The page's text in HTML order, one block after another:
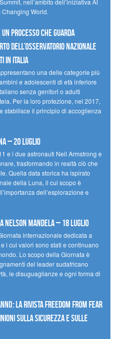
nell’ambito dell’iniziativa AI
World.
processo che guarda
dell’Osservatorio Nazionale
in Italia
una delle categorie più
e adolescenti di età inferiore
senza genitori o adulti
Per la loro protezione, nel 2017,
stabilisce il principio di accoglienza
– 20 luglio
e i due astronauti Neil Armstrong e
trasformando in realtà ciò che
Quella data storica ha ispirato
della Luna, il cui scopo è
dell’esplorazione e
Nelson Mandela – 18 luglio
internazionale dedicata a
i cui valori sono stati e continuano
Lo scopo della Giornata è
del leader sudafricano
le disuguaglianze e ogni forma di
la Rivista Freedom From Fear
sulla sicurezza e sulle